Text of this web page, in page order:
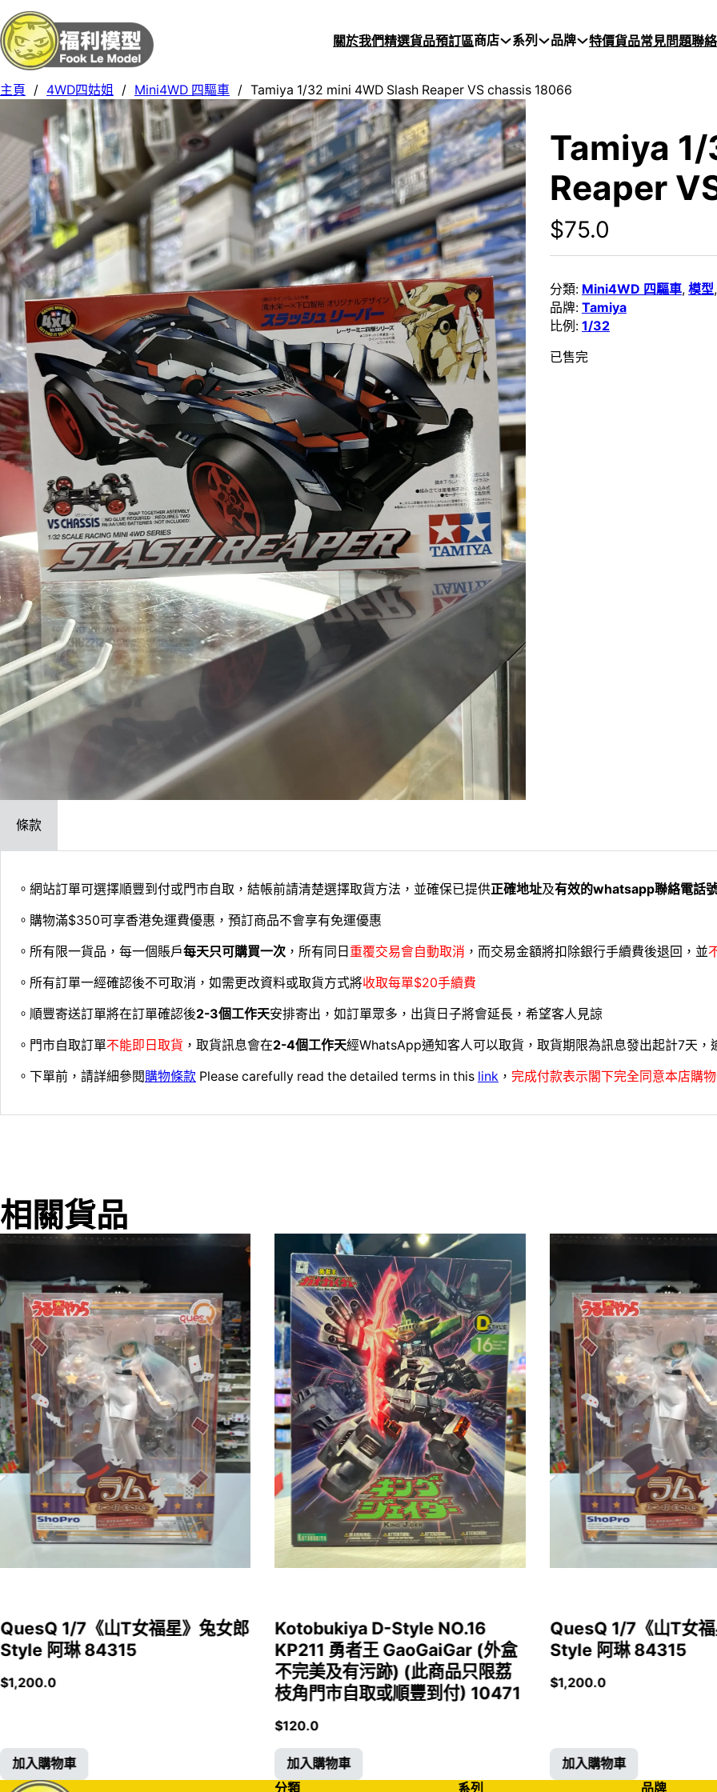
關於我們精選貨品預訂區商店 系列 品牌 特價貨品常見問題聯
主頁 / 4WD四姑姐 / Mini4WD 四驅車 / Tamiya 1/32 mini 4WD Slash Reaper VS chassis 18066
Tamiya
Reaper
$75.0
分類: Mini4WD 四驅車, 模型
品牌: Tamiya
比例: 1/32
已售完
條款
。網站訂單可選擇順豐到付或門市自取，結帳前請清楚選擇取貨方法，並確保已提供正確地址及有效的whatsapp聯絡電話
。購物滿$350可享香港免運費優惠，預訂商品不會享有免運優惠
。所有限一貨品，每一個賬戶每天只可購買一次 ，所有同日 重覆交易會自動取消 ，而交易金額將扣除銀行手續費後退回，並
。所有訂單一經確認後不可取消，如需更改資料或取貨方式將收取每單$20手續費
。順豐寄送訂單將在訂單確認後2-3個工作天安排寄出，如訂單眾多，出貨日子將會延長，希望客人見諒
。門市自取訂單不能即日取貨 ，取貨訊息會在2-4個工作天經WhatsApp通知客人可以取貨，取貨期限為訊息發出起計7天，
。下單前，請詳細參閱購物條款 Please carefully read the detailed terms in this link ， 完成付款表示閣下完全同意本店購
相關貨品
QuesQ 1/7《山T女福星》兔女郎
Style 阿琳 84315
$1,200.0
加入購物車
Kotobukiya D-Style NO.16
KP211 勇者王 GaoGaiGar (外盒
不完美及有污跡) (此商品只限荔
枝角門市自取或順豐到付) 10471
$120.0
加入購物車
QuesQ 1/7《山T女
Style 阿琳 84315
$1,200.0
加入購物車
分類
系列 品牌